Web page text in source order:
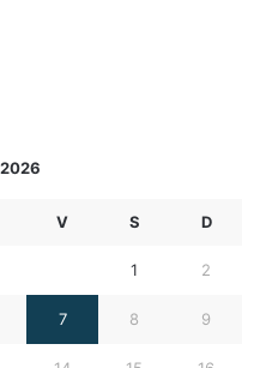
V S D
1 2
7 8 9